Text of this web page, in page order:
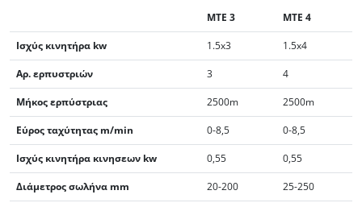
MTE 3 MTE 4
Ισχύς κινητήρα kw 1.5x3 1.5x4
Αρ. ερπυστριών 3 4
Μήκος ερπύστριας 2500m 2500m
Εύρος ταχύτητας m/min 0-8,5 0-8,5
Ισχύς κινητήρα κινησεων kw 0,55 0,55
Διάμετρος σωλήνα mm 20-200 25-250